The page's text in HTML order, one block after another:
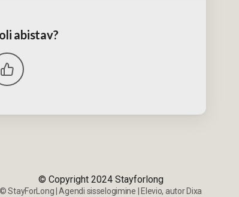
abistav?
© Copyright 2024 Stayforlong
©StayForLong |Agendi sisselogimine Elevio, autor Dixa